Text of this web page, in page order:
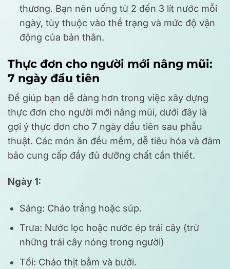
thương. Bạn nên uống từ 2 đến 3 lít nước mỗi
ngày, tùy thuộc vào thể trạng và mức độ vận
động của bản thân.
Thực đơn cho người mới nâng mũi:
7 ngày đầu tiên
Để giúp bạn dễ dàng hơn trong việc xây dựng
thực đơn cho người mới nâng mũi, dưới đây là
gợi ý thực đơn cho 7 ngày đầu tiên sau phẫu
thuật. Các món ăn đều mềm, dễ tiêu hóa và đảm
bảo cung cấp đầy đủ dưỡng chất cần thiết.
Ngày 1:
Sáng: Cháo trắng hoặc súp.
Trưa: Nước lọc hoặc nước ép trái cây (trừ
những trái cây nóng trong người)
Tối: Cháo thịt bằm và bưởi.